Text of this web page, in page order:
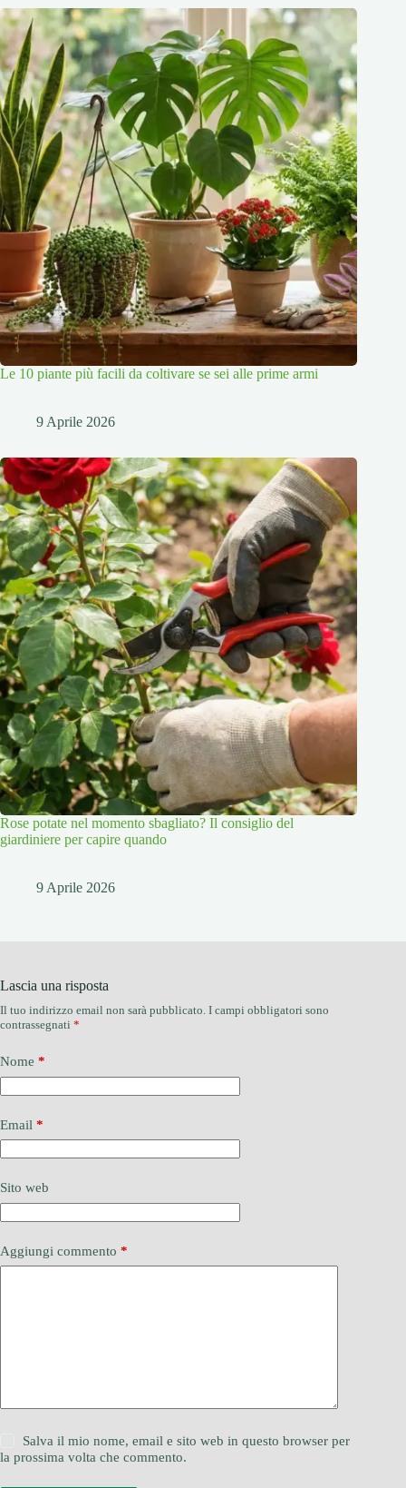
Le 10 piante più facili da coltivare se sei alle prime armi
9 Aprile 2026
Rose potate nel momento sbagliato? Il consiglio del
giardiniere per capire quando
9 Aprile 2026
Lascia una risposta
Il tuo indirizzo email non sarà pubblicato. I campi obbligatori sono
contrassegnati *
Nome *
Email *
Sito web
Aggiungi commento *
Salva il mio nome, email e sito web in questo browser per
la prossima volta che commento.